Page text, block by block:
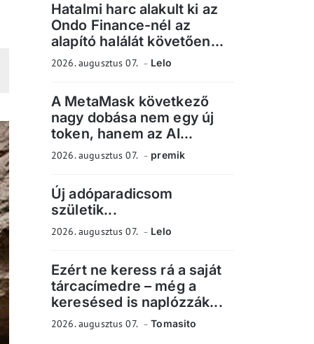
Hatalmi harc alakult ki az
Ondo Finance-nél az
alapító halálát követően...
2026. augusztus 07. Lelo
A MetaMask következő
nagy dobása nem egy új
token, hanem az AI...
2026. augusztus 07. premik
Új adóparadicsom
születik...
2026. augusztus 07. Lelo
Ezért ne keress rá a saját
tárcacímedre – még a
keresésed is naplózzák...
2026. augusztus 07. Tomasito